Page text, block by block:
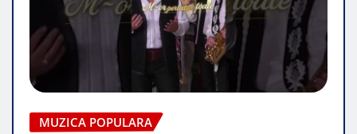
MUZICA POPULARA